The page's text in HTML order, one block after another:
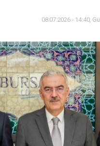
08.07.2026 - 14:40,